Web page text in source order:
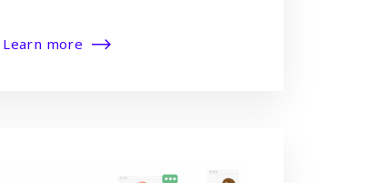
Learn more